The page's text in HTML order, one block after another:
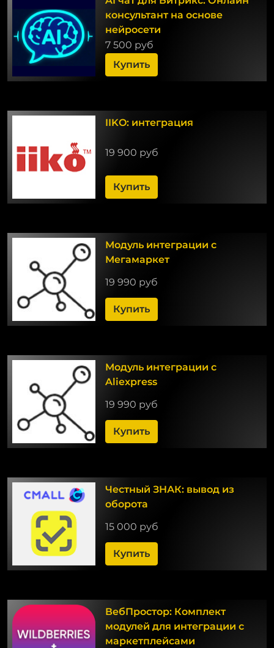
консультант на основе
нейросети
7 500 руб
Купить
IIKO: интеграция
19 900 руб
Купить
Модуль интеграции с
Мегамаркет
19 990 руб
Купить
Модуль интеграции с
Aliexpress
19 990 руб
Купить
Честный ЗНАК: вывод из
оборота
15 000 руб
Купить
ВебПростор: Комплект
модулей для интеграции с
маркетплейсами